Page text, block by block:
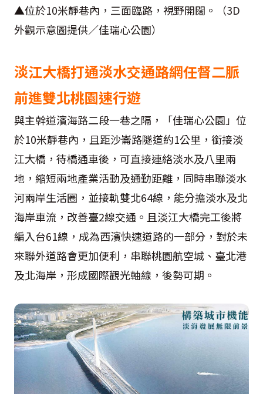
▲位於10米靜巷內，三面臨路，視野開闊。（3D
外觀示意圖提供／佳瑞心公園）
淡江大橋打通淡水交通路網任督二脈
前進雙北桃園速行遊
與主幹道濱海路二段一巷之隔，「佳瑞心公園」位
於10米靜巷內，且距沙崙路隧道約1公里，銜接淡
江大橋，待橋通車後，可直接連絡淡水及八里兩
地，縮短兩地產業活動及通勤距離，同時串聯淡水
河兩岸生活圈，並接軌雙北64線，能分擔淡水及北
海岸車流，改善臺2線交通。且淡江大橋完工後將
編入台61線，成為西濱快速道路的一部分，對於未
來聯外道路會更加便利，串聯桃園航空城、臺北港
及北海岸，形成國際觀光軸線，後勢可期。